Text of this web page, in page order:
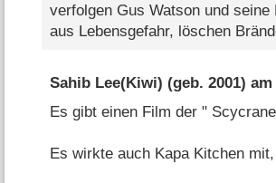
verfolgen Gus Watson und
aus Lebensgefahr, löschen
Sahib Lee(Kiwi) (geb. 2001) am
Es gibt einen Film der "
Es wirkte auch Kapa Kitchen